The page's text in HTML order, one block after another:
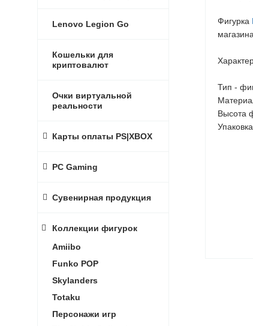
Фигурка
Тип -
Высота
Lenovo Legion Go
Кошельки для
криптовалют
Очки виртуальной
реальности
Карты оплаты PS|XBOX
PC Gaming
Сувенирная продукция
Коллекции фигурок
Amiibo
Funko POP
Skylanders
Totaku
Персонажи игр